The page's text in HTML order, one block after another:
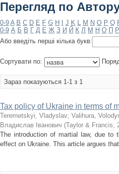
Перегляд по
0-9 A B C D E F G H J K L M N O P Q
0-9 А Б В Г Д Е Ж З И Й К Л М Н О П Р
Або введіть перші кілька букв:
Сортувати по:
Зараз показуються 1-1 з 1
Tax policy of Ukraine in terms of
Teremetskyi, Vladyslav; Valihura,
Владислав Іванович (Taylor & Francis,
The introduction of martial law, due to
effect on Ukraine. This article argues